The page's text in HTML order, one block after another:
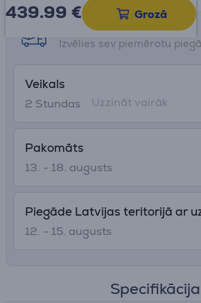
439.99 € Grozā
Saņemšanas iespējas
Izvēlies sev piemērotu
Veikals
2 Stundas
Uzzināt vairāk
Pakomāts
13. - 18. augusts
Piegāde Latvijas teritorijā ar
12. - 15. augusts
Specifikācija